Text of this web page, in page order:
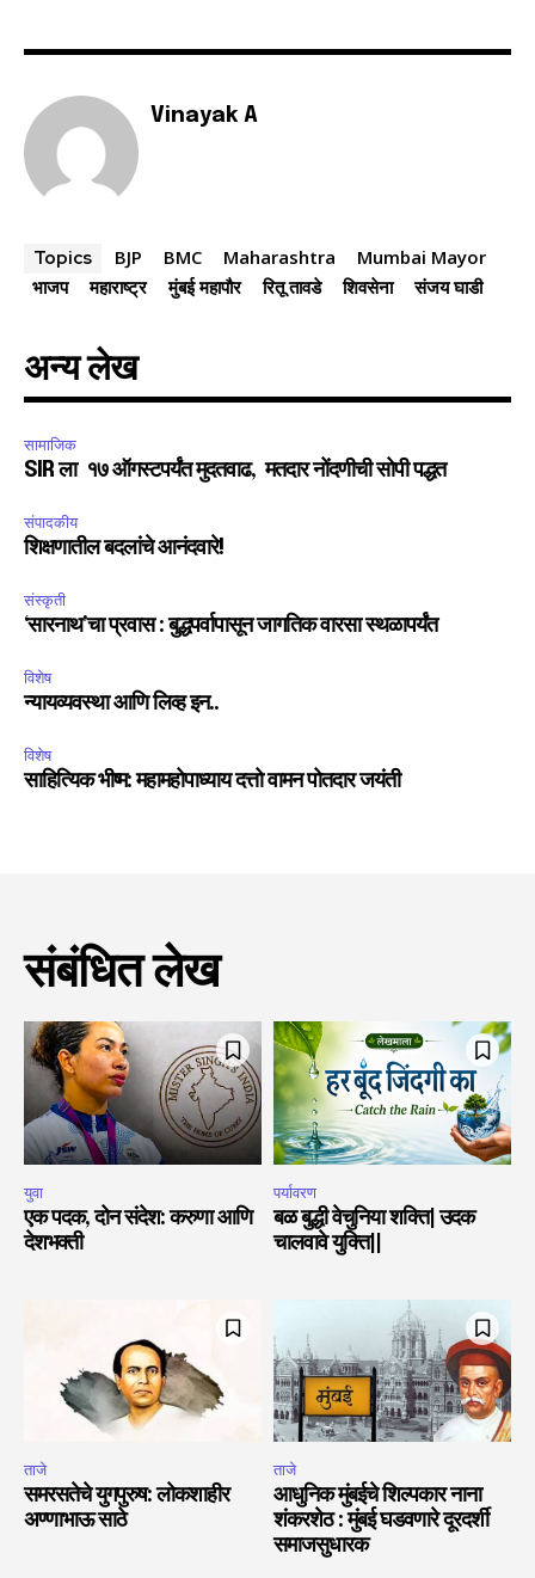
Vinayak A
Topics BJP BMC Maharashtra
Mumbai Mayor
भाजप
महाराष्ट्र मुंबई महापौर रितू तावडे शिवसेना संजय घाडी
अन्य लेख
सामाजिक
SIR ला १७ ऑगस्टपर्यंत मुदतवाढ, मतदार नोंदणीची सोपी पद्धत
संपादकीय
शिक्षणातील बदलांचे आनंदवारे!
संस्कृती
‘सारनाथ’चा प्रवास : बुद्धपर्वापासून जागतिक वारसा स्थळापर्यंत
विशेष
न्यायव्यवस्था आणि लिव्ह इन..
विशेष
साहित्यिक भीष्म: महामहोपाध्याय दत्तो वामन पोतदार जयंती
संबंधित लेख
युवा
एक पदक, दोन संदेश: करुणा आणि
देशभक्ती
पर्यावरण
बळ बुद्धी वेचुनिया शक्ति| उदक
चालवावे युक्ति||
ताजे
समरसतेचे युगपुरुष: लोकशाहीर
अण्णाभाऊ साठे
ताजे
आधुनिक मुंबईचे शिल्पकार नाना
शंकरशेठ : मुंबई घडवणारे दूरदर्शी
समाजसुधारक